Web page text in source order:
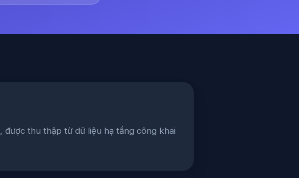
, được thu thập từ dữ liệu hạ tầng công khai